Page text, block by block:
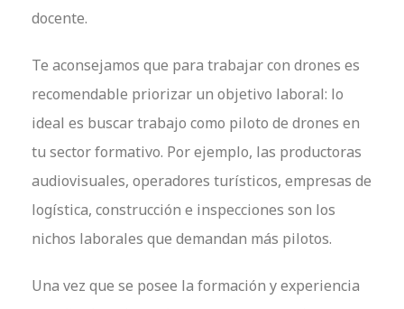
docente.
Te aconsejamos que para trabajar con drones es
recomendable priorizar un objetivo laboral: lo
ideal es buscar trabajo como piloto de drones en
tu sector formativo. Por ejemplo, las productoras
audiovisuales, operadores turísticos, empresas de
logística, construcción e inspecciones son los
nichos laborales que demandan más pilotos.
Una vez que se posee la formación y experiencia